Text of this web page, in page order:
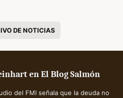
DE NOTICIAS
en El Blog Salmón
del FMI señala que la deuda no